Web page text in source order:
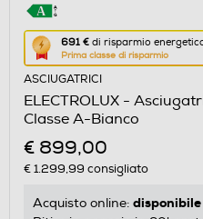
691 € di risparmio
Prima classe di risparmio
Questa
azione
aprirà
il
Calcolatore
di
risparmio
energetico
ASCIUGATRICI
ELECTROLUX -
Classe A-Bianco
€ 899,00
€ 1.299,99 consigliato
Acquisto online: disponibile